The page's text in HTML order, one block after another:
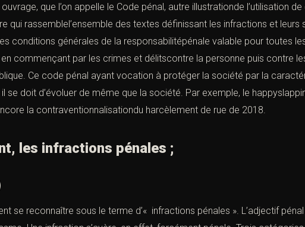
que l’on appelle le Code pénal, autre illustrationde l’utilisation
qui rassemblel’ensemble des textes définissant les infractions et leurs
conditions générales de la responsabilitépénale valable pour toutes
commençant par les crimes et délitscontre la personne puis contre
Ce code pénal ayant vocation à protéger la société par la
se doit d’évoluer de même que la société. Par exemple, le
la contraventionnalisationdu harcèlement de rue de 2018.
infractions pénales ;
se reconnaître sous le terme d’« infractions pénales ». L’adjectif